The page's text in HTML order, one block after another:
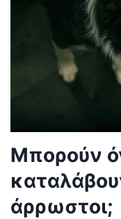
Μπορούν
άρρωστοι;